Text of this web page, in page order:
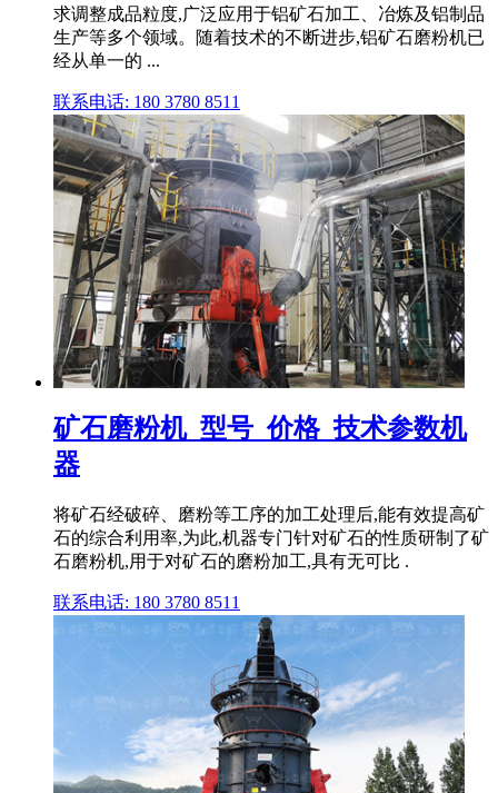
求调整成品粒度,广泛应用于铝矿石加工、冶炼及铝制品
生产等多个领域。随着技术的不断进步,铝矿石磨粉机已
经从单一的 ...
联系电话: 180 3780 8511
矿石磨粉机_型号_价格_技术参数机
器
将矿石经破碎、磨粉等工序的加工处理后,能有效提高矿
石的综合利用率,为此,机器专门针对矿石的性质研制了矿
石磨粉机,用于对矿石的磨粉加工,具有无可比 .
联系电话: 180 3780 8511